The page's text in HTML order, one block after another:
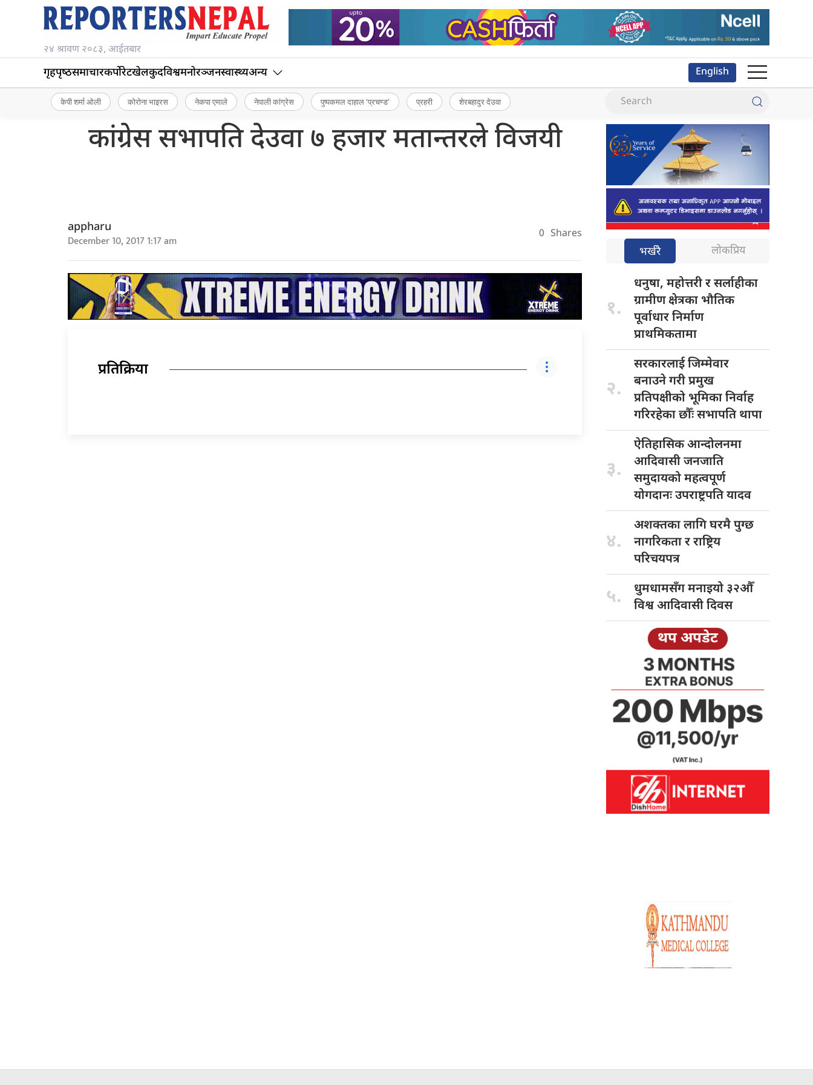
२४ श्रावण २०८३, आईतबार
गृहपृष्‍ठसमाचारकर्पोरेटखेलकुदविश्वमनोरञ्जनस्वास्थ्यअन्य English
केपी शर्मा ओली कोरोना भाइरस नेकपा एमाले नेपाली कांग्रेस पुष्पकमल दाहाल ‘प्रचण्ड’ प्रहरी शेरबहादुर देउवा
कांग्रेस सभापति देउवा ७ हजार मतान्तरले विजयी
appharu
December 10, 2017 1:17 am 0 Shares
प्रतिक्रिया
भर्खरै लोकप्रिय
१.
धनुषा, महोत्तरीर सर्लाहीका
ग्रामीण क्षेत्रका भौतिक
पूर्वाधार निर्माण
प्राथमिकतामा
२.
सरकारलाई जिम्मेवार
बनाउने गरी प्रमुख
प्रतिपक्षीको भूमिका निर्वाह
गरिरहेका छौँः सभापति थापा
३.
ऐतिहासिक आन्दोलनमा
आदिवासी जनजाति
समुदायको महत्वपूर्ण
योगदानः उपराष्ट्रपति यादव
४.
अशक्तका लागिघरमै पुग्छ
नागरिकता र राष्ट्रिय
परिचयपत्र
५. धुमधामसँग मनाइयो ३२औँ
विश्व आदिवासी दिवस
थप अपडेट